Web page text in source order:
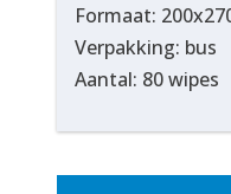
Formaat:
Verpakking: bus
Aantal: 80 wipes